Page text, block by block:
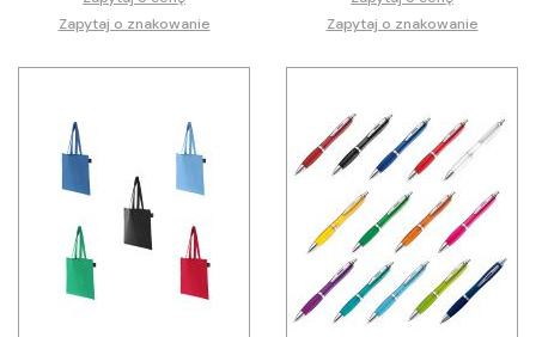
Zapytaj o znakowanie
Zapytaj o znakowanie